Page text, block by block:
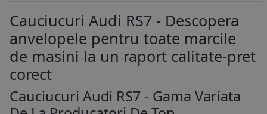
Cauciucuri Audi RS7 - Descopera
anvelopele pentru toate marcile
de masini la un raport calitate-pret
corect
Cauciucuri Audi RS7 - Gama Variata